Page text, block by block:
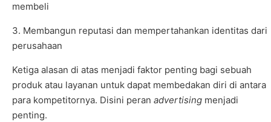
membeli
3. Membangun reputasi dan mempertahankan identitas dari
perusahaan
Ketiga alasan di atas menjadi faktor penting bagi sebuah
produk atau layanan untuk dapat membedakan diri di antara
para kompetitornya. Disini peran advertising menjadi
penting.